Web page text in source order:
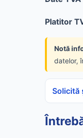
Platitor
Notă
datelor,
Solicită